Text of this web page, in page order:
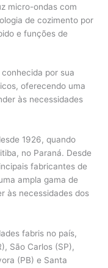
micro-ondas com
de cozimento por
e funções de
por sua
oferecendo uma
às necessidades
1926, quando
no Paraná. Desde
fabricantes de
ampla gama de
às necessidades dos
fabris no país,
São Carlos (SP),
(PB) e Santa